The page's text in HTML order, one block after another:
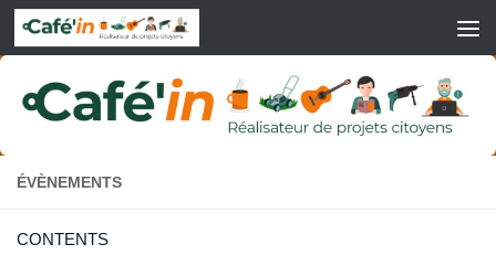
Skip to content
ÉVÈNEMENTS
CONTENTS